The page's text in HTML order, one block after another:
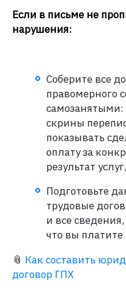
Если в письме не
нарушения:
Соберите все
правомерного
самозанятыми:
скрины
показывать
оплату за
результат
Подготовьте
трудовые
и все
что вы платите
📎 Как составить
договор ГПХ